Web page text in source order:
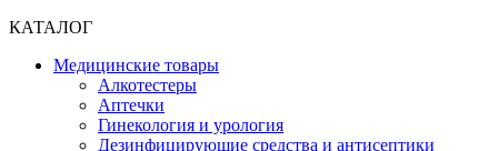
КАТАЛОГ
Медицинские товары
Алкотестеры
Аптечки
Гинекология и урология
Дезинфицирующие средства и антисептики